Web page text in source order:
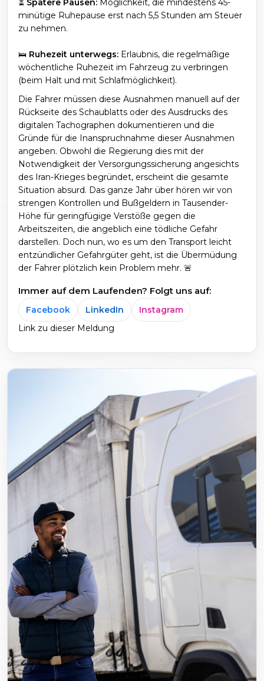
⏳ Spätere Pausen: Möglichkeit, die mindestens 45-
minütige Ruhepause erst nach 5,5 Stunden am Steuer
zu nehmen.
🛌 Ruhezeit unterwegs: Erlaubnis, die regelmäßige
wöchentliche Ruhezeit im Fahrzeug zu verbringen
(beim Halt und mit Schlafmöglichkeit).
Die Fahrer müssen diese Ausnahmen manuell auf der
Rückseite des Schaublatts oder des Ausdrucks des
digitalen Tachographen dokumentieren und die
Gründe für die Inanspruchnahme dieser Ausnahmen
angeben. Obwohl die Regierung dies mit der
Notwendigkeit der Versorgungssicherung angesichts
des Iran-Krieges begründet, erscheint die gesamte
Situation absurd. Das ganze Jahr über hören wir von
strengen Kontrollen und Bußgeldern in Tausender-
Höhe für geringfügige Verstöße gegen die
Arbeitszeiten, die angeblich eine tödliche Gefahr
darstellen. Doch nun, wo es um den Transport leicht
entzündlicher Gefahrgüter geht, ist die Übermüdung
der Fahrer plötzlich kein Problem mehr. 🚨
Immer auf dem Laufenden? Folgt uns auf:
Facebook LinkedIn
Instagram
Link zu dieser Meldung